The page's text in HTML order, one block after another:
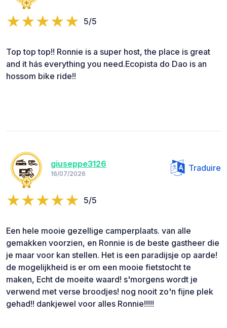
5/5
Top top top!! Ronnie is a super host, the place is great
and it hás everything you need.Ecopista do Dao is an
hossom bike ride!!
giuseppe3126
16/07/2026
Traduire
5/5
Een hele mooie gezellige camperplaats. van alle
gemakken voorzien, en Ronnie is de beste gastheer die
je maar voor kan stellen. Het is een paradijsje op aarde!
de mogelijkheid is er om een mooie fietstocht te
maken, Echt de moeite waard! s'morgens wordt je
verwend met verse broodjes! nog nooit zo'n fijne plek
gehad!! dankjewel voor alles Ronnie!!!!!